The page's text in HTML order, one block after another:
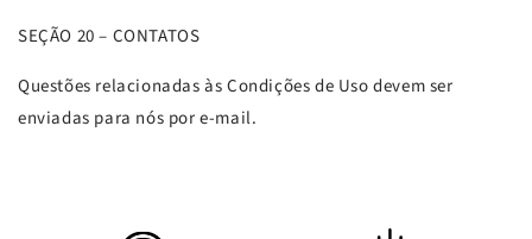
SEÇÃO 20 – CONTATOS
Questões relacionadas às Condições de Uso devem ser
enviadas para nós por e-mail.